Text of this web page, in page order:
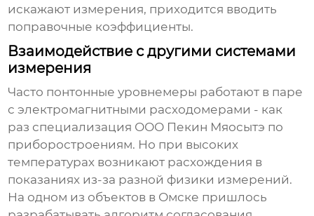
искажают измерения, приходится вводить
поправочные коэффициенты.
Взаимодействие с другими системами
измерения
Часто понтонные уровнемеры работают в паре
с электромагнитными расходомерами - как
раз специализация ООО Пекин Мяосытэ по
приборостроениям. Но при высоких
температурах возникают расхождения в
показаниях из-за разной физики измерений.
На одном из объектов в Омске пришлось